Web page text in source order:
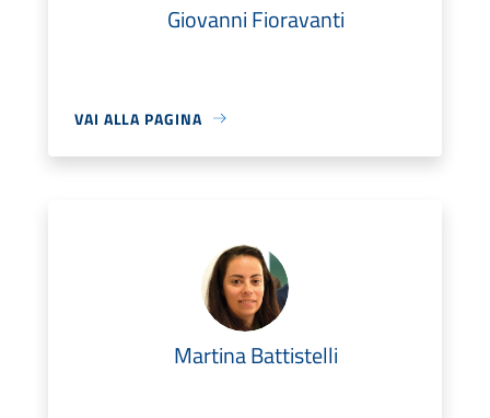
Giovanni Fioravanti
VAI ALLA PAGINA
Martina Battistelli